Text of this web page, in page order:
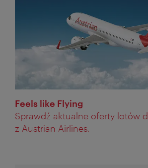
Feels like Flying
Sprawdź aktualne oferty lotów
z Austrian Airlines.